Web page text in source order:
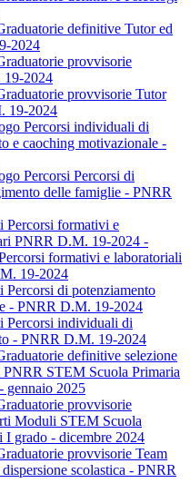
definitive Tutor ed
2024
provvisorie
2024
provvisorie Tutor
19-2024
Percorsi individuali di
e caoching motivazionale -
Percorsi Percorsi di
delle famiglie - PNRR
Percorsi formativi e
PNRR D.M. 19-2024 -
formativi e laboratoriali
19-2024
Percorsi di potenziamento
- PNRR D.M. 19-2024
Percorsi individuali di
- PNRR D.M. 19-2024
definitive selezione
STEM Scuola Primaria
gennaio 2025
provvisorie
Moduli STEM Scuola
I grado - dicembre 2024
provvisorie Team
scolastica - PNRR